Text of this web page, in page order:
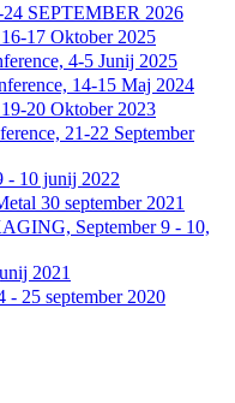
SEPTEMBER 2026
17 Oktober 2025
4-5 Junij 2025
14-15 Maj 2024
20 Oktober 2023
21-22 September
- 10 junij 2022
30 september 2021
September 9 - 10,
2021
25 september 2020